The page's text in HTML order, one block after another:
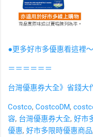
●更多好市多優惠看這裡～
＝＝＝＝＝＝
台灣優惠券大全》省錢大
Costco, CostcoDM,
容, 台灣優惠券大全, 好市
優惠, 好市多限時優惠商品,